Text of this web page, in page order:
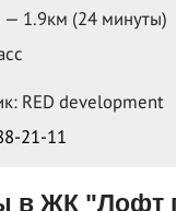
— 1.9км (24 минуты)
RED development
21-11
в ЖК "Лофт